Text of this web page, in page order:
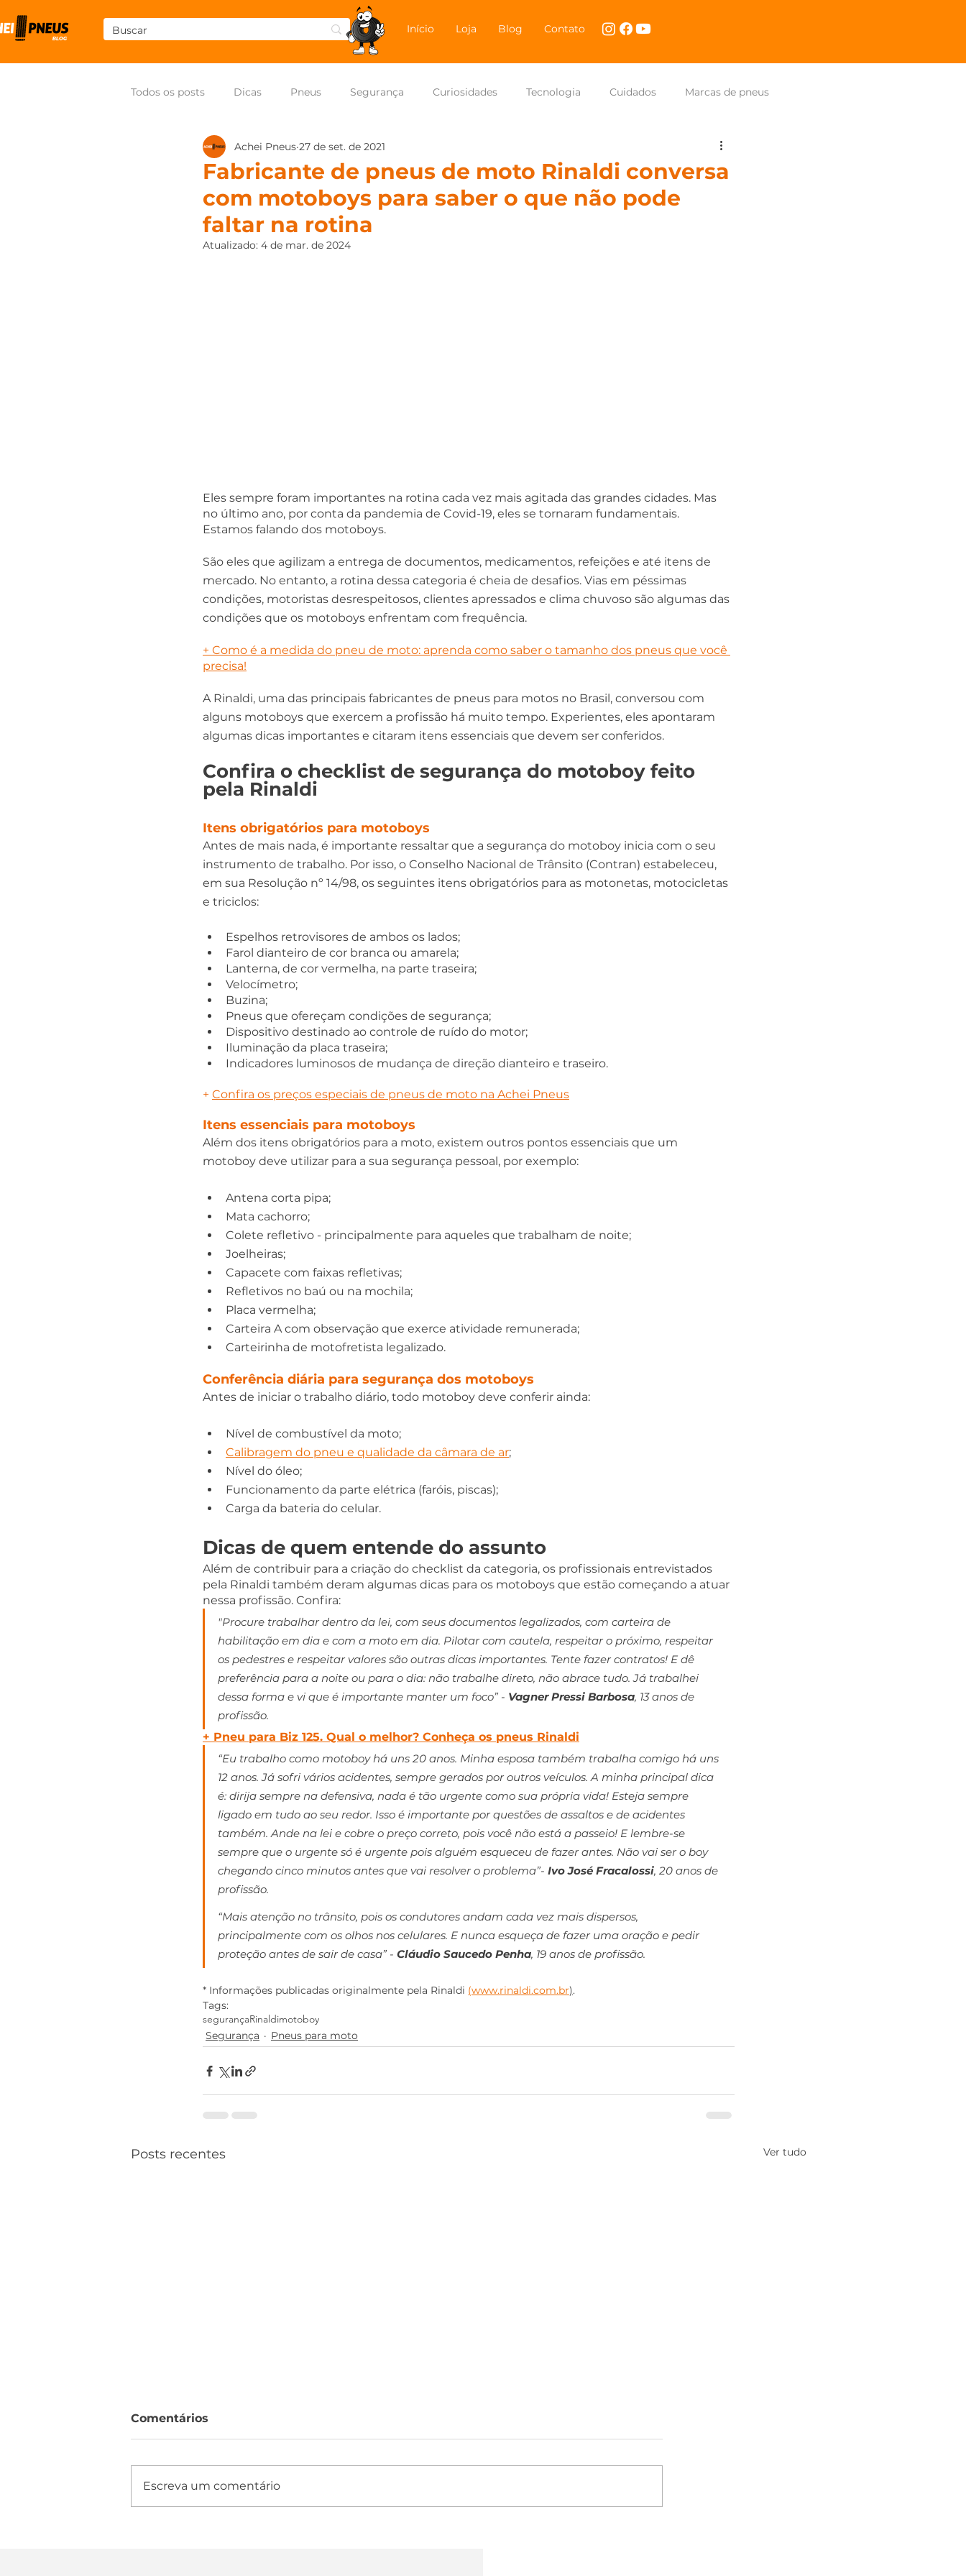
Início Loja Blog Contato
Todos os posts Dicas Pneus Segurança Curiosidades Tecnologia Cuidados Marcas de pneus
Pneus para moto NASCAR Brasil
Fabricante de pneus de moto Rinaldi conversa
com motoboys para saber o que não pode
faltar na rotina
Achei Pneus 27 de set. de 2021
Atualizado: 4 de mar. de 2024
Eles sempre foram importantes na rotina cada vez mais agitada das grandes cidades. Mas
no último ano, por conta da pandemia de Covid-19, eles se tornaram fundamentais.
Estamos falando dos motoboys.
São eles que agilizam a entrega de documentos, medicamentos, refeições e até itens de
mercado. No entanto, a rotina dessa categoria é cheia de desafios. Vias em péssimas
condições, motoristas desrespeitosos, clientes apressados e clima chuvoso são algumas das
condições que os motoboys enfrentam com frequência.
+ Como é a medida do pneu de moto: aprenda como saber o tamanho dos pneus que você
precisa!
A Rinaldi, uma das principais fabricantes de pneus para motos no Brasil, conversou com
alguns motoboys que exercem a profissão há muito tempo. Experientes, eles apontaram
algumas dicas importantes e citaram itens essenciais que devem ser conferidos.
Confira o checklist de segurança do motoboy feito
pela Rinaldi
Itens obrigatórios para motoboys
Antes de mais nada, é importante ressaltar que a segurança do motoboy inicia com o seu
instrumento de trabalho. Por isso, o Conselho Nacional de Trânsito (Contran) estabeleceu,
em sua Resolução nº 14/98, os seguintes itens obrigatórios para as motonetas, motocicletas
e triciclos:
Espelhos retrovisores de ambos os lados;
Farol dianteiro de cor branca ou amarela;
Lanterna, de cor vermelha, na parte traseira;
Velocímetro;
Buzina;
Pneus que ofereçam condições de segurança;
Dispositivo destinado ao controle de ruído do motor;
Iluminação da placa traseira;
Indicadores luminosos de mudança de direção dianteiro e traseiro.
+ Confira os preços especiais de pneus de moto na Achei Pneus
Itens essenciais para motoboys
Além dos itens obrigatórios para a moto, existem outros pontos essenciais que um
motoboy deve utilizar para a sua segurança pessoal, por exemplo:
Antena corta pipa;
Mata cachorro;
Colete refletivo - principalmente para aqueles que trabalham de noite;
Joelheiras;
Capacete com faixas refletivas;
Refletivos no baú ou na mochila;
Placa vermelha;
Carteira A com observação que exerce atividade remunerada;
Carteirinha de motofretista legalizado.
Conferência diária para segurança dos motoboys
Antes de iniciar o trabalho diário, todo motoboy deve conferir ainda:
Nível de combustível da moto;
Calibragem do pneu e qualidade da câmara de ar;
Nível do óleo;
Funcionamento da parte elétrica (faróis, piscas);
Carga da bateria do celular.
Dicas de quem entende do assunto
Além de contribuir para a criação do checklist da categoria, os profissionais entrevistados
pela Rinaldi também deram algumas dicas para os motoboys que estão começando a atuar
nessa profissão. Confira:
"Procure trabalhar dentro da lei, com seus documentos legalizados, com carteira de
habilitação em dia e com a moto em dia. Pilotar com cautela, respeitar o próximo, respeitar
os pedestres e respeitar valores são outras dicas importantes. Tente fazer contratos! E dê
preferência para a noite ou para o dia: não trabalhe direto, não abrace tudo. Já trabalhei
dessa forma e vi que é importante manter um foco” - Vagner Pressi Barbosa, 13 anos de
profissão.
+ Pneu para Biz 125. Qual o melhor? Conheça os pneus Rinaldi
“Eu trabalho como motoboy há uns 20 anos. Minha esposa também trabalha comigo há uns
12 anos. Já sofri vários acidentes, sempre gerados por outros veículos. A minha principal dica
é: dirija sempre na defensiva, nada é tão urgente como sua própria vida! Esteja sempre
ligado em tudo ao seu redor. Isso é importante por questões de assaltos e de acidentes
também. Ande na lei e cobre o preço correto, pois você não está a passeio! E lembre-se
sempre que o urgente só é urgente pois alguém esqueceu de fazer antes. Não vai ser o boy
chegando cinco minutos antes que vai resolver o problema”- Ivo José Fracalossi, 20 anos de
profissão.
“Mais atenção no trânsito, pois os condutores andam cada vez mais dispersos,
principalmente com os olhos nos celulares. E nunca esqueça de fazer uma oração e pedir
proteção antes de sair de casa” - Cláudio Saucedo Penha, 19 anos de profissão.
* Informações publicadas originalmente pela Rinaldi (www.rinaldi.com.br).
Tags:
segurançaRinaldimotoboy
Segurança
Pneus para moto
Posts recentes Ver tudo
Comentários
Escreva um comentário